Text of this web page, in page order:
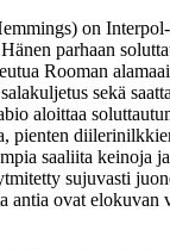
) on
parhaan
Rooman
sekä
aloittaa
pienten
saaliita keinoja
sujuvasti
antia ovat elokuvan